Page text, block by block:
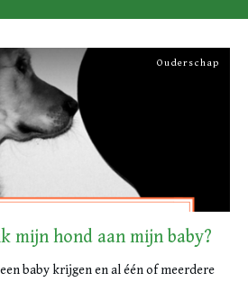
Ouderschap
mijn hond aan mijn baby?
baby krijgen en al één of meerdere